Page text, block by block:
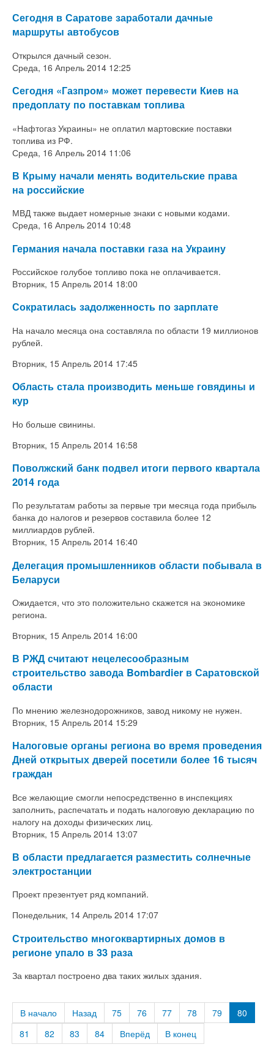
Сегодня в Саратове заработали дачные
маршруты автобусов
Открылся дачный сезон.
Среда, 16 Апрель 2014 12:25
Сегодня «Газпром» может перевести Киев на
предоплату по поставкам топлива
«Нафтогаз Украины» не оплатил мартовские поставки
топлива из РФ.
Среда, 16 Апрель 2014 11:06
В Крыму начали менять водительские права
на российские
МВД также выдает номерные знаки с новыми кодами.
Среда, 16 Апрель 2014 10:48
Германия начала поставки газа на Украину
Российское голубое топливо пока не оплачивается.
Вторник, 15 Апрель 2014 18:00
Сократилась задолженность по зарплате
На начало месяца она составляла по области 19 миллионов
рублей.
Вторник, 15 Апрель 2014 17:45
Область стала производить меньше говядины и
кур
Но больше свинины.
Вторник, 15 Апрель 2014 16:58
Поволжский банк подвел итоги первого квартала
2014 года
По результатам работы за первые три месяца года прибыль
банка до налогов и резервов составила более 12
миллиардов рублей.
Вторник, 15 Апрель 2014 16:40
Делегация промышленников области побывала в
Беларуси
Ожидается, что это положительно скажется на экономике
региона.
Вторник, 15 Апрель 2014 16:00
В РЖД считают нецелесообразным
строительство завода Bombardier в Саратовской
области
По мнению железнодорожников, завод никому не нужен.
Вторник, 15 Апрель 2014 15:29
Налоговые органы региона во время проведения
Дней открытых дверей посетили более 16 тысяч
граждан
Все желающие смогли непосредственно в инспекциях
заполнить, распечатать и подать налоговую декларацию по
налогу на доходы физических лиц.
Вторник, 15 Апрель 2014 13:07
В области предлагается разместить солнечные
электростанции
Проект презентует ряд компаний.
Понедельник, 14 Апрель 2014 17:07
Строительство многоквартирных домов в
регионе упало в 33 раза
За квартал построено два таких жилых здания.
В начало Назад 75 76 77 78 79
80
81
82 83 84 Вперёд В конец